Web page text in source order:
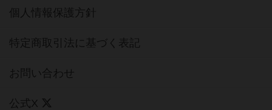
個人情報保護方針
特定商取引法に基づく表記
お問い合わせ
公式X